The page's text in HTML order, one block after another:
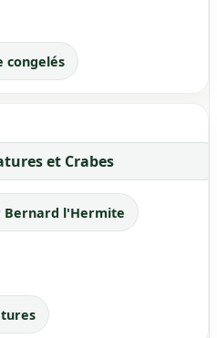
congelés
et Crabes
Bernard l'Hermite